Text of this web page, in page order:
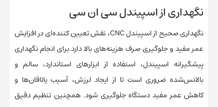
نگهداری از اسپیندل سی ان سی
نگهداری صحیح از اسپیندل CNC، نقش تعیین کننده‌ای در افزایش
عمر مفید و جلوگیری صرف هزینه‌های بالا دارد.برای انجام نگهداری
پیشگیرانه اسپیندل، استفاده از ابزارهای استاندارد، سالم و
بالانس‌شده ضروری است تا از ایجاد لرزش، آسیب یاتاقان‌ها و
کاهش عمر مفید دستگاه جلوگیری شود. همچنین تنظیم دقیق